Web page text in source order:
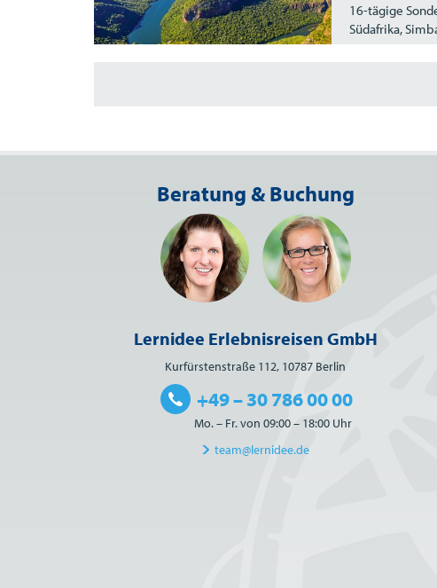
16-tägige
Südafrika,
Beratung & Buchung
Lernidee Erlebnisreisen GmbH
Kurfürstenstraße 112, 10787 Berlin
+49 – 30 786 00 00
Mo. – Fr. von 09:00 – 18:00 Uhr
team@lernidee.de